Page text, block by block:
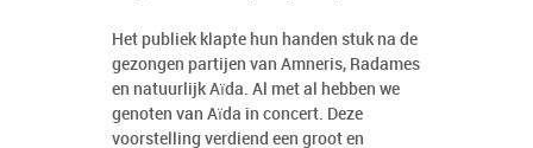
Het publiek klapte hun handen stuk na de
gezongen partijen van Amneris, Radames
en natuurlijk Aïda. Al met al hebben we
genoten van Aïda in concert. Deze
voorstelling verdiend een groot en